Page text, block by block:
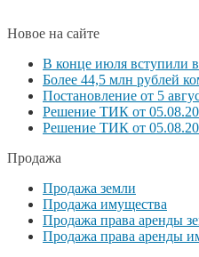
Новое на сайте
В конце июля вступили в
Более 44,5 млн рублей
Постановление от 5
Решение ТИК от
Решение ТИК от
Продажа
Продажа земли
Продажа имущества
Продажа права аренды
Продажа права аренды